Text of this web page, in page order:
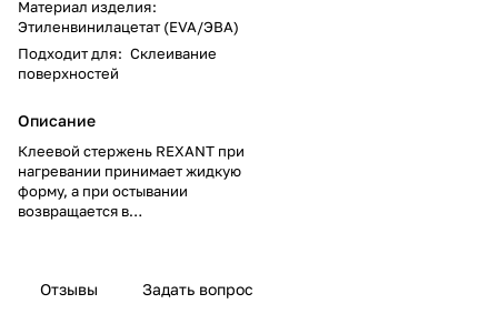
Материал изделия:
Этиленвинилацетат (EVA/ЭВА)
Подходит для: Склеивание
поверхностей
Описание
Клеевой стержень REXANT при
нагревании принимает жидкую
форму, а при остывании
возвращается в
соединения и фиксации
Отзывы Задать вопрос